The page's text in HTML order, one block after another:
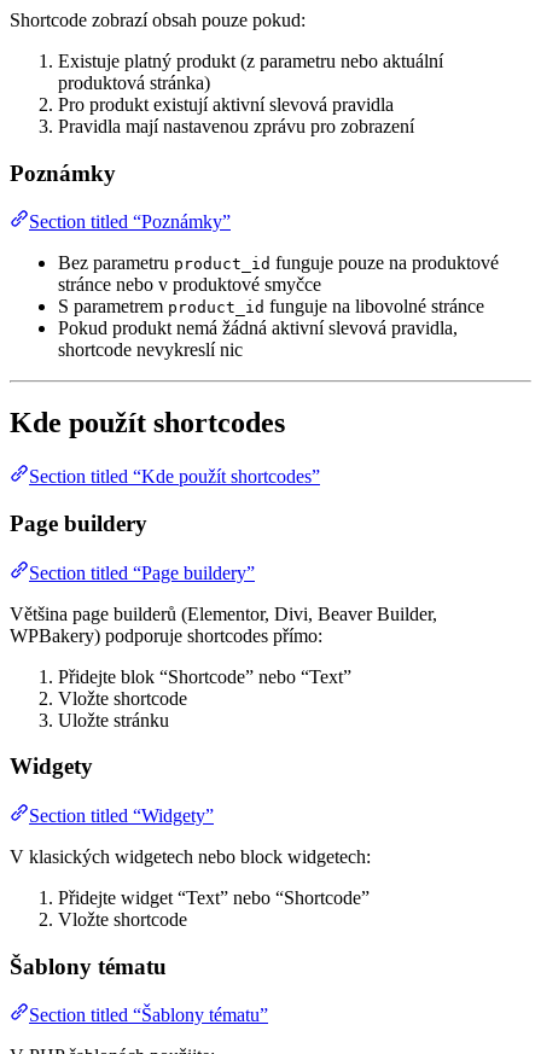
Shortcode zobrazí obsah pouze pokud:
Existuje platný produkt (z parametru nebo aktuální
produktová stránka)
Pro produkt existují aktivní slevová pravidla
Pravidla mají nastavenou zprávu pro zobrazení
Poznámky
Section titled “Poznámky”
Bez parametru product_id funguje pouze na produktové
stránce nebo v produktové smyčce
S parametrem product_id funguje na libovolné stránce
Pokud produkt nemá žádná aktivní slevová pravidla,
shortcode nevykreslí nic
Kde použít shortcodes
Section titled “Kde použít shortcodes”
Page buildery
Section titled “Page buildery”
Většina page builderů (Elementor, Divi, Beaver Builder,
WPBakery) podporuje shortcodes přímo:
Přidejte blok “Shortcode” nebo “Text”
Vložte shortcode
Uložte stránku
Widgety
Section titled “Widgety”
V klasických widgetech nebo block widgetech:
Přidejte widget “Text” nebo “Shortcode”
Vložte shortcode
Šablony tématu
Section titled “Šablony tématu”